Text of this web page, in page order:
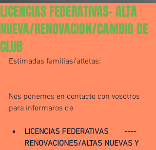
LICENCIAS FEDERATIVAS- ALTA
NUEVA/RENOVACION/CAMBIO DE
CLUB
Estimadas familias/atletas:
Nos ponemos en contacto con vosotros
para informaros de
LICENCIAS FEDERATIVAS        ----
RENOVACIONES/ALTAS NUEVAS Y